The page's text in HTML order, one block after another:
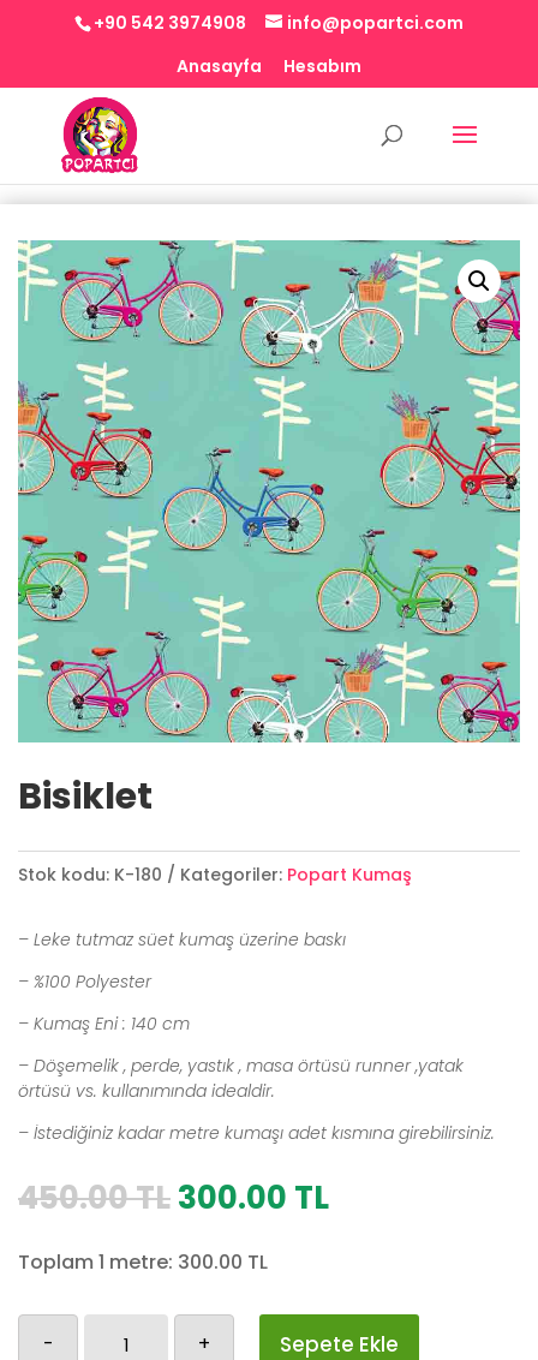
+90 542 3974908
info@popartci.com
Anasayfa
Hesabım
Bisiklet
Stok kodu: K-180 Kategoriler: Popart Kumaş
– Leke tutmaz süet kumaş üzerine baskı
– %100 Polyester
– Kumaş Eni : 140 cm
– Döşemelik , perde, yastık , masa örtüsü runner ,yatak
örtüsü vs. kullanımında idealdir.
– İstediğiniz kadar metre kumaşı adet kısmına girebilirsiniz.
450.00TLOrijinal
450.00 TL.
300.00 TLŞu
Toplam 1 metre: 300.00 TL
- + Sepete Ekle